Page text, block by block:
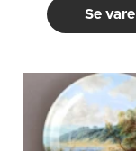
Se vare